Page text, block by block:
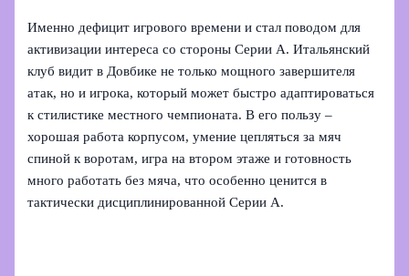
Именно дефицит игрового времени и стал поводом для
активизации интереса со стороны Серии А. Итальянский
клуб видит в Довбике не только мощного завершителя
атак, но и игрока, который может быстро адаптироваться
к стилистике местного чемпионата. В его пользу –
хорошая работа корпусом, умение цепляться за мяч
спиной к воротам, игра на втором этаже и готовность
много работать без мяча, что особенно ценится в
тактически дисциплинированной Серии А.